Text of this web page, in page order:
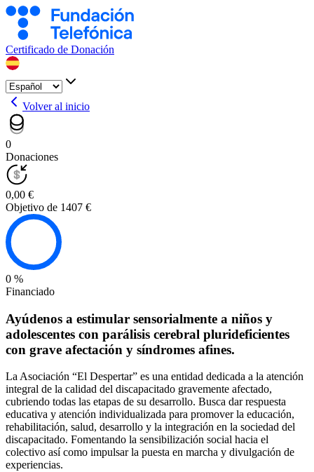
Certificado de Donación
Volver al inicio
0
Donaciones
0,00 €
Objetivo de 1407 €
0 %
Financiado
Ayúdenos a estimular sensorialmente a niños y
adolescentes con parálisis cerebral plurideficientes
con grave afectación y síndromes afines.
La Asociación “El Despertar” es una entidad dedicada a la atención
integral de la calidad del discapacitado gravemente afectado,
cubriendo todas las etapas de su desarrollo. Busca dar respuesta
educativa y atención individualizada para promover la educación,
rehabilitación, salud, desarrollo y la integración en la sociedad del
discapacitado. Fomentando la sensibilización social hacia el
colectivo así como impulsar la puesta en marcha y divulgación de
experiencias.